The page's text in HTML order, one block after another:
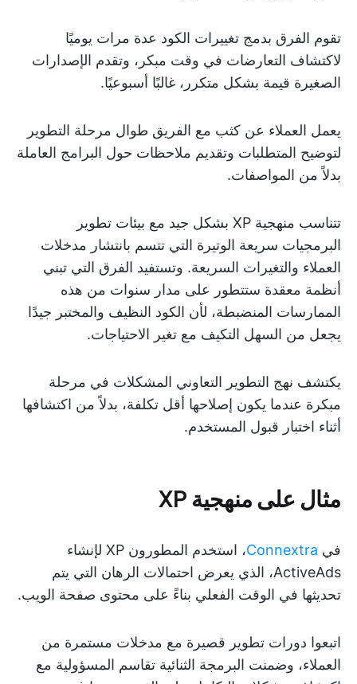
تقوم الفرق بدمج تغييرات الكود عدة مرات يوميًا
لاكتشاف التعارضات في وقت مبكر، وتقدم الإصدارات
الصغيرة قيمة بشكل متكرر، غالبًا أسبوعيًا.
يعمل العملاء عن كثب مع الفريق طوال مرحلة التطوير
لتوضيح المتطلبات وتقديم ملاحظات حول البرامج العاملة
بدلاً من المواصفات.
تتناسب منهجية XP بشكل جيد مع بيئات تطوير
البرمجيات سريعة الوتيرة التي تتسم بانتشار مدخلات
العملاء والتغيرات السريعة. وتستفيد الفرق التي تبني
أنظمة معقدة ستتطور على مدار سنوات من هذه
الممارسات المنضبطة، لأن الكود النظيف والمختبر جيدًا
يجعل من السهل التكيف مع تغير الاحتياجات.
يكتشف نهج التطوير التعاوني المشكلات في مرحلة
مبكرة عندما يكون إصلاحها أقل تكلفة، بدلاً من اكتشافها
أثناء اختبار قبول المستخدم.
مثال على منهجية XP
في Connextra
، استخدم المطورون XP لإنشاء
ActiveAds، الذي يعرض احتمالات الرهان التي يتم
تحديثها في الوقت الفعلي بناءً على محتوى صفحة الويب.
اتبعوا دورات تطوير قصيرة مع مدخلات مستمرة من
العملاء، وضمنت البرمجة الثنائية تقاسم المسؤولية مع